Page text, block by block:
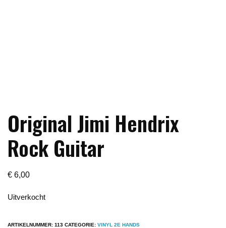
Original Jimi Hendrix
Rock Guitar
€ 6,00
Uitverkocht
ARTIKELNUMMER: 113 CATEGORIE: VINYL 2E HANDS